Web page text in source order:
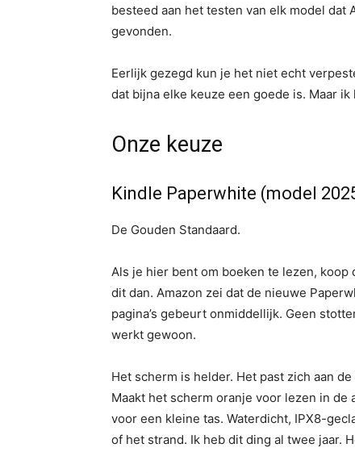
besteed aan het testen van elk model dat
gevonden.
Eerlijk gezegd kun je het niet echt
dat bijna elke keuze een goede is. Maar
Onze keuze
Kindle Paperwhite (model
De Gouden Standaard.
Als je hier bent om boeken te lezen,
dit dan. Amazon zei dat de nieuwe
pagina’s gebeurt onmiddellijk. Geen
werkt gewoon.
Het scherm is helder. Het past zich aan
Maakt het scherm oranje voor lezen in
voor een kleine tas. Waterdicht, IPX8-
of het strand. Ik heb dit ding al twee jaar.